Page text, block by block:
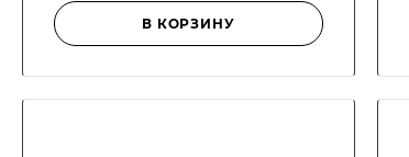
В КОРЗИНУ